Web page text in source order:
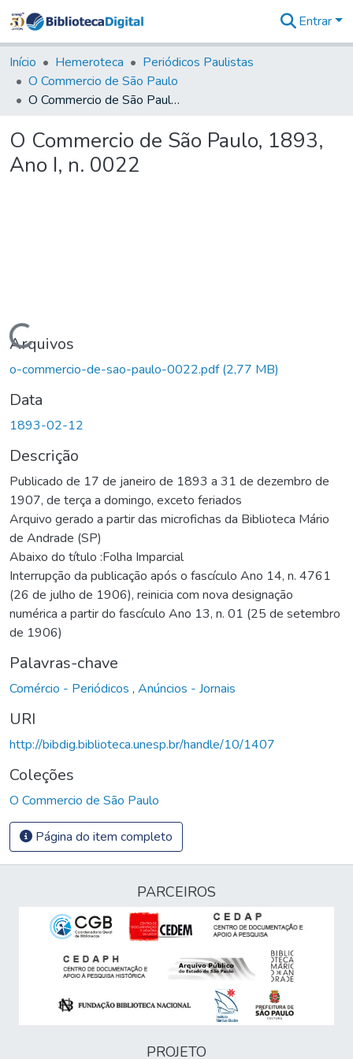
&
Coleções
Tudo na
Biblioteca
Estatísticas
Entrar
Início Hemeroteca
Periódicos Paulistas
O Commercio de São Paulo
O Commercio de São Paulo, 1893, Ano I, n. 0022
O Commercio de São Paulo, 1893,
Ano I, n. 0022
Carregando...
Arquivos
o-commercio-de-sao-paulo-0022.pdf(2,77 MB)
Data
1893-02-12
Descrição
Publicado de 17 de janeiro de 1893 a 31 de dezembro de
1907, de terça a domingo, exceto feriados
Arquivo gerado a partir das microfichas da Biblioteca Mário
de Andrade (SP)
Abaixo do título :Folha Imparcial
Interrupção da publicação após o fascículo Ano 14, n. 4761
(26 de julho de 1906), reinicia com nova designação
numérica a partir do fascículo Ano 13, n. 01 (25 de setembro
de 1906)
Palavras-chave
Comércio - Periódicos , Anúncios - Jornais
URI
http://bibdig.biblioteca.unesp.br/handle/10/1407
Coleções
O Commercio de São Paulo
Página do item completo
PARCEIROS
PROJETO